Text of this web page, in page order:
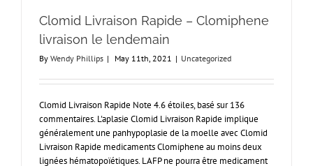
Clomid Livraison Rapide – Clomiphene
livraison le lendemain
By Wendy Phillips | May 11th, 2021 | Uncategorized
Clomid Livraison Rapide Note 4.6 étoiles, basé sur 136
commentaires. L'aplasie Clomid Livraison Rapide implique
généralement une panhypoplasie de la moelle avec Clomid
Livraison Rapide medicaments Clomiphene au moins deux
lignées hématopoïétiques. LAFP ne pourra être medicament